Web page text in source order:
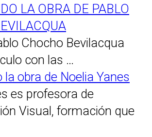
LA OBRA DE PABLO
Chocho Bevilacqua
con las …
la obra de Noelia Yanes
es profesora de
Visual, formación que